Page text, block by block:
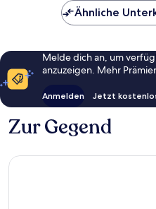
Ähnliche
Melde dich an, um
anzuzeigen. Mehr
Anmelden Jetzt
Zur Gegend